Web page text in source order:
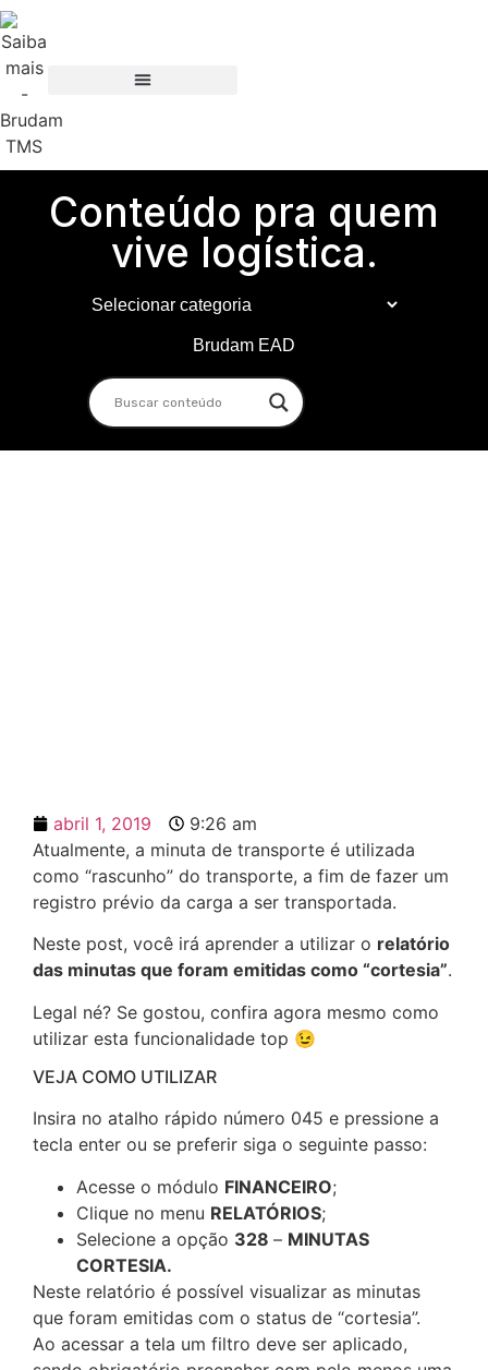
Conteúdo pra quem
vive logística.
Brudam EAD
abril 1, 2019
9:26 am
Atualmente, a minuta de transporte é utilizada
como “rascunho” do transporte, a fim de fazer um
registro prévio da carga a ser transportada.
Neste post, você irá aprender a utilizar o relatório
das minutas que foram emitidas como “cortesia”.
Legal né? Se gostou, confira agora mesmo como
utilizar esta funcionalidade top 😉
VEJA COMO UTILIZAR
Insira no atalho rápido número 045 e pressione a
tecla enter ou se preferir siga o seguinte passo:
Acesse o módulo FINANCEIRO;
Clique no menu RELATÓRIOS;
Selecione a opção 328 – MINUTAS
CORTESIA.
Neste relatório é possível visualizar as minutas
que foram emitidas com o status de “cortesia”.
Ao acessar a tela um filtro deve ser aplicado,